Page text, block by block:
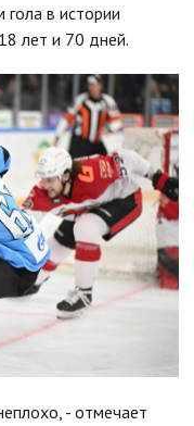
в истории
лет и 70 дней.
- отмечает